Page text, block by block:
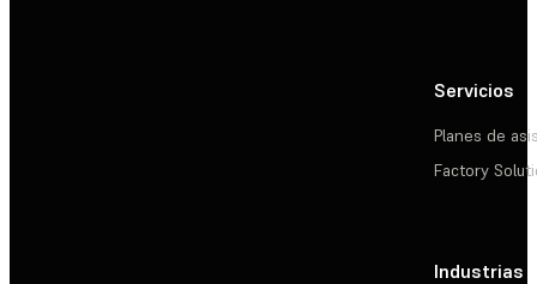
Servicios
Planes de
Factory
Industrias